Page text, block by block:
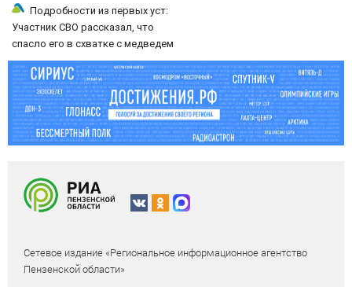
Подробности из первых уст:
Участник СВО рассказал, что
спасло его в схватке с медведем
Сетевое издание «Региональное информационное агентство
Пензенской области»